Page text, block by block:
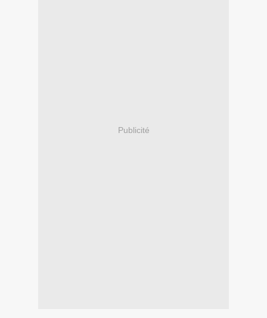
Publicité